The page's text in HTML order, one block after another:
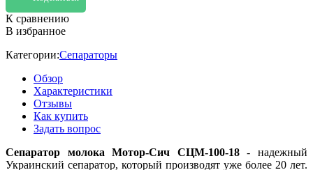
К сравнению
В избранное
Категории:Сепараторы
Обзор
Характеристики
Отзывы
Как купить
Задать вопрос
Сепаратор молока Мотор-Сич СЦМ-100-18- надежный
Украинский сепаратор, который производят уже более 20 лет.